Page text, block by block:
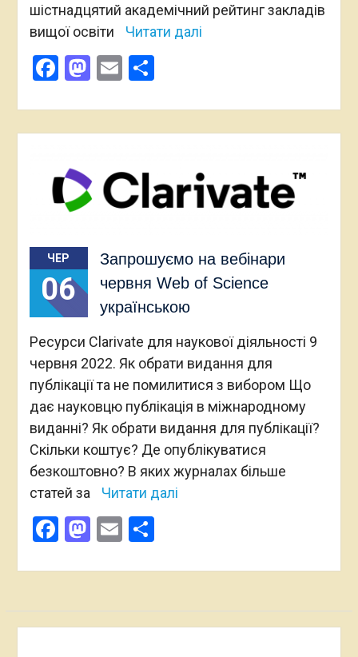
шістнадцятий академічний рейтинг закладів
вищої освіти
Читати далі
Facebook
Mastodon
EmailПоділитися
ЧЕР
06
Запрошуємо на вебінари
червня Web of Science
українською
Ресурси Clarivate для наукової діяльності 9
червня 2022. Як обрати видання для
публікації та не помилитися з вибором Що
дає науковцю публікація в міжнародному
виданні? Як обрати видання для публікації?
Скільки коштує? Де опублікуватися
безкоштовно? В яких журналах більше
статей за
Читати далі
Facebook
Mastodon
EmailПоділитися